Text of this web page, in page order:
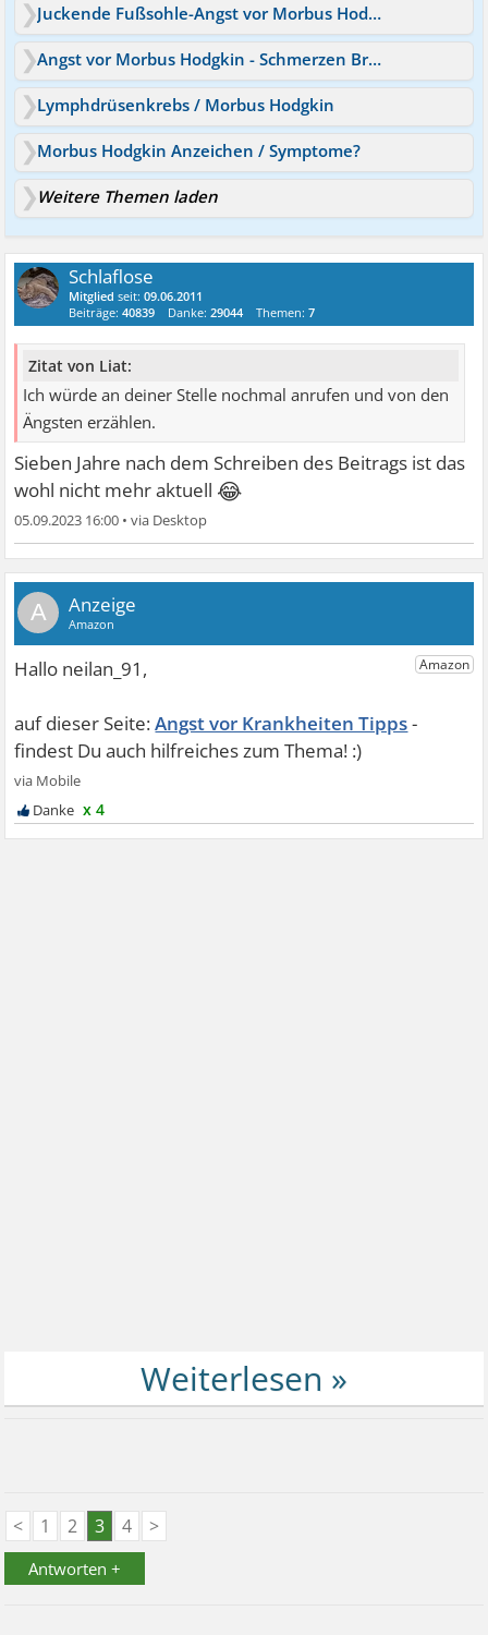
Juckende Fußsohle-Angst vor Morbus Hodgkin
Angst vor Morbus Hodgkin - Schmerzen Brustbein
Lymphdrüsenkrebs / Morbus Hodgkin
Morbus Hodgkin Anzeichen / Symptome?
Weitere Themen laden
Schlaflose
Mitglied seit:09.06.2011
Beiträge:40839 Danke:29044 Themen:7
Zitat von Liat:
Ich würde an deiner Stelle nochmal anrufen und von den
Ängsten erzählen.
Sieben Jahre nach dem Schreiben des Beitrags ist das
wohl nicht mehr aktuell 😂
05.09.2023 16:00 •
A
Angst vor Krankheiten Tipps
x 4
< 1 2 3 4 >
Antworten +